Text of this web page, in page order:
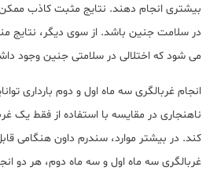
بیشتری انجام دهند. نتایج مثبت کاذب
در سلامت جنین باشد. از سوی دیگر، نتایج
می شود که اختلالی در سلامتی جنین وجود
انجام غربالگری سه ماه اول و دوم بارداری
ناهنجاری در مقایسه با استفاده از فقط یک
کند. در بیشتر موارد، سندرم داون هنگامی
غربالگری سه ماه اول و سه ماه دوم، هر دو